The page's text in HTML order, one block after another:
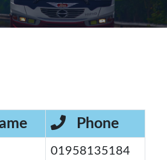
Phone
01958135184